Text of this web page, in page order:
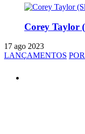
Corey Taylor
17 ago 2023
LANÇAMENTOS